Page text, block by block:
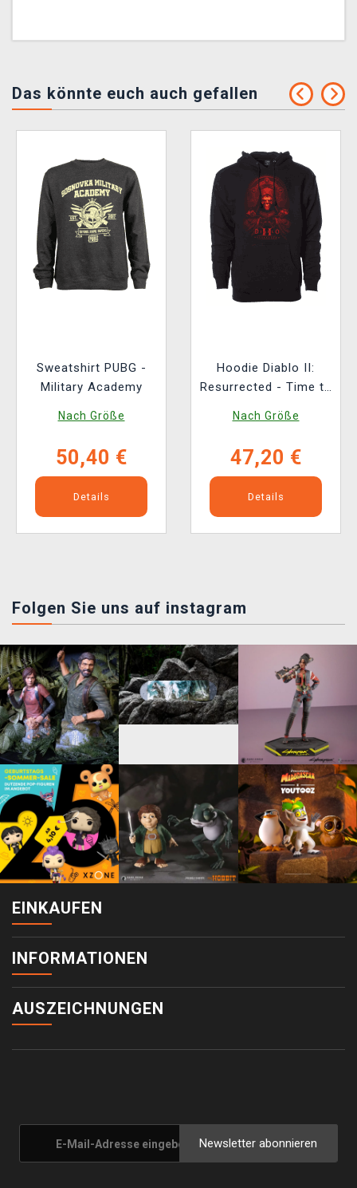
Das könnte euch auch gefallen
Sweatshirt PUBG -
Military Academy
Nach Größe
50,40 €
Details
Hoodie Diablo II:
Resurrected - Time to
Nach Größe
47,20 €
Details
Folgen Sie uns auf instagram
EINKAUFEN
INFORMATIONEN
AUSZEICHNUNGEN
Newsletter abonnieren